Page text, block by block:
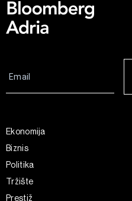
Ekonomija
Biznis
Politika
Tržište
Prestiž